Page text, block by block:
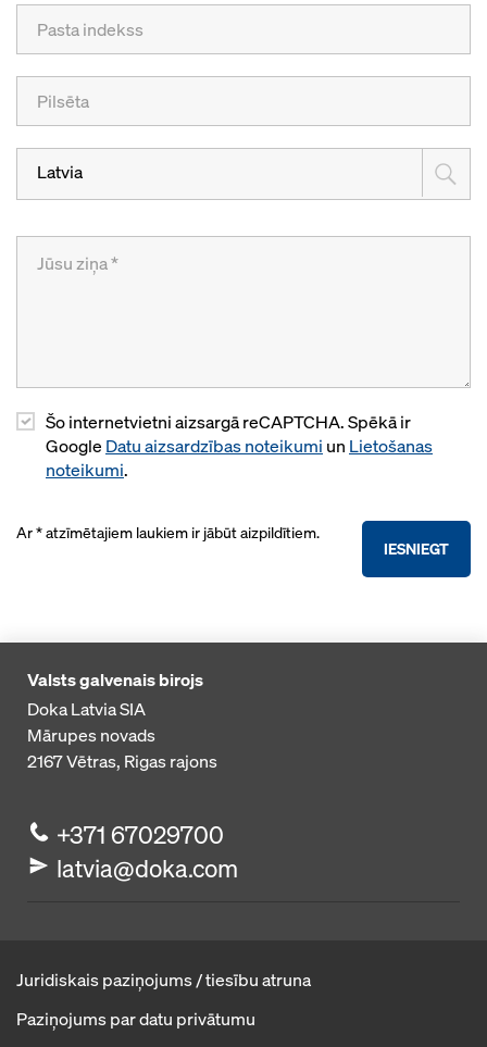
Latvia
Šo internetvietni aizsargā reCAPTCHA. Spēkā ir
Google Datu aizsardzības noteikumi un Lietošanas
noteikumi.
IESNIEGT
Ar * atzīmētajiem laukiem ir jābūt aizpildītiem.
Valsts galvenais birojs
Doka Latvia SIA
Mārupes novads
2167Vētras, Rigas rajons
+371 67029700
latvia@doka.com
Juridiskais paziņojums / tiesību atruna
Paziņojums par datu privātumu